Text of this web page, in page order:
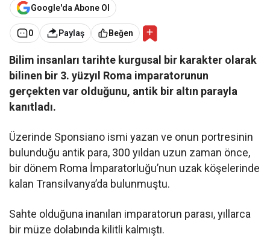
Google'da Abone Ol
0 Paylaş Beğen
Bilim insanları tarihte kurgusal bir karakter olarak
bilinen bir 3. yüzyıl Roma imparatorunun
gerçekten var olduğunu, antik bir altın parayla
kanıtladı.
Üzerinde Sponsiano ismi yazan ve onun portresinin
bulunduğu antik para, 300 yıldan uzun zaman önce,
bir dönem Roma İmparatorluğu’nun uzak köşelerinde
kalan Transilvanya’da bulunmuştu.
Sahte olduğuna inanılan imparatorun parası, yıllarca
bir müze dolabında kilitli kalmıştı.